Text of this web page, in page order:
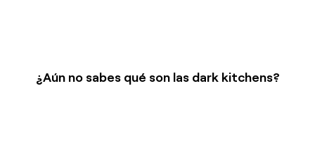
¿Aún no sabes qué son las dark kitchens?